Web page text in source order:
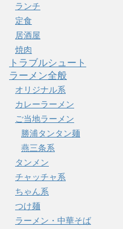
ランチ
定食
居酒屋
焼肉
トラブルシュート
ラーメン全般
オリジナル系
カレーラーメン
ご当地ラーメン
勝浦タンタン麺
燕三条系
タンメン
チャッチャ系
ちゃん系
つけ麺
ラーメン・中華そば